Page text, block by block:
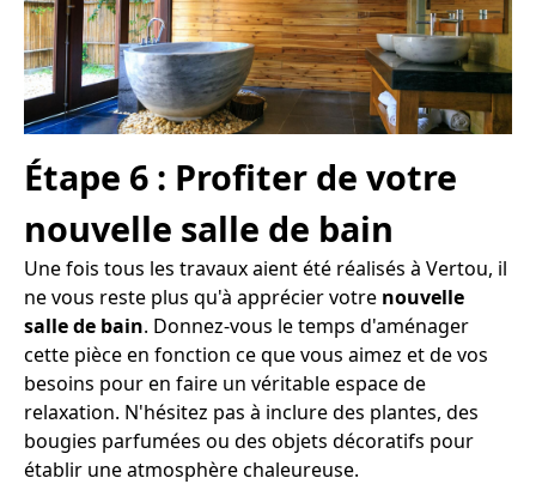
Étape 6 : Profiter de votre
nouvelle salle de bain
Une fois tous les travaux aient été réalisés à Vertou, il
ne vous reste plus qu'à apprécier votre nouvelle
salle de bain. Donnez-vous le temps d'aménager
cette pièce en fonction ce que vous aimez et de vos
besoins pour en faire un véritable espace de
relaxation. N'hésitez pas à inclure des plantes, des
bougies parfumées ou des objets décoratifs pour
établir une atmosphère chaleureuse.